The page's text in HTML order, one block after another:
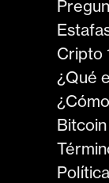
Cripto
¿Qué